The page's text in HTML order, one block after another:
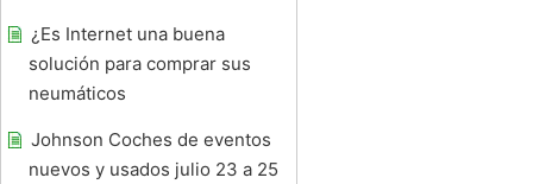
¿Es Internet una buena
solución para comprar sus
neumáticos
Johnson Coches de eventos
nuevos y usados ​​julio 23 a 25